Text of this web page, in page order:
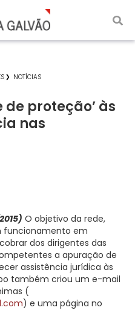
NOTÍCIAS
de proteção’ às
nas
O objetivo da rede,
funcionamento em
dos dirigentes das
a apuração de
assistência jurídica às
também criou um e-mail
(
) e uma página no